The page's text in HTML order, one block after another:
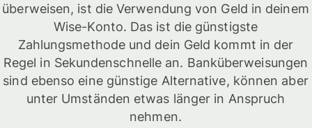
überweisen, ist die Verwendung von Geld in deinem
Wise-Konto. Das ist die günstigste
Zahlungsmethode und dein Geld kommt in der
Regel in Sekundenschnelle an. Banküberweisungen
sind ebenso eine günstige Alternative, können aber
unter Umständen etwas länger in Anspruch
nehmen.